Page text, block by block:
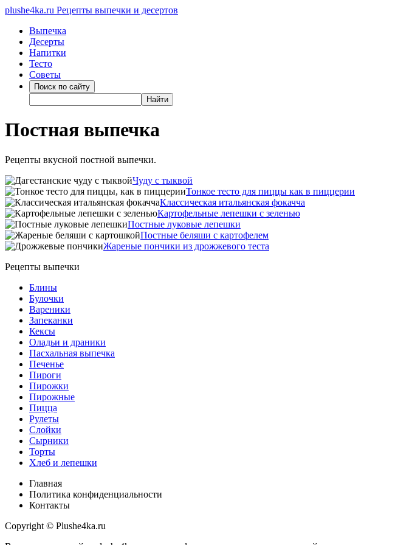
plushe4ka.ru Рецепты выпечки и десертов
Выпечка
Десерты
Напитки
Тесто
Советы
Постная выпечка
Рецепты вкусной постной выпечки.
Чуду с тыквой
Тонкое тесто для пиццы как в пиццерии
Классическая итальянская фокачча
Картофельные лепешки с зеленью
Постные луковые лепешки
Постные беляши с картофелем
Жареные пончики из дрожжевого теста
Рецепты выпечки
Блины
Булочки
Вареники
Запеканки
Кексы
Оладьи и драники
Пасхальная выпечка
Печенье
Пироги
Пирожки
Пирожные
Пицца
Рулеты
Слойки
Сырники
Торты
Хлеб и лепешки
Главная
Политика конфиденциальности
Контакты
Copyright © Plushe4ka.ru